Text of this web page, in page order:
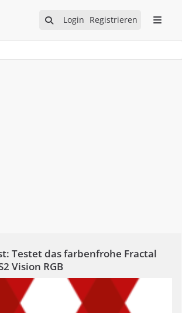
Login Registrieren
Testet das farbenfrohe Fractal
Vision RGB